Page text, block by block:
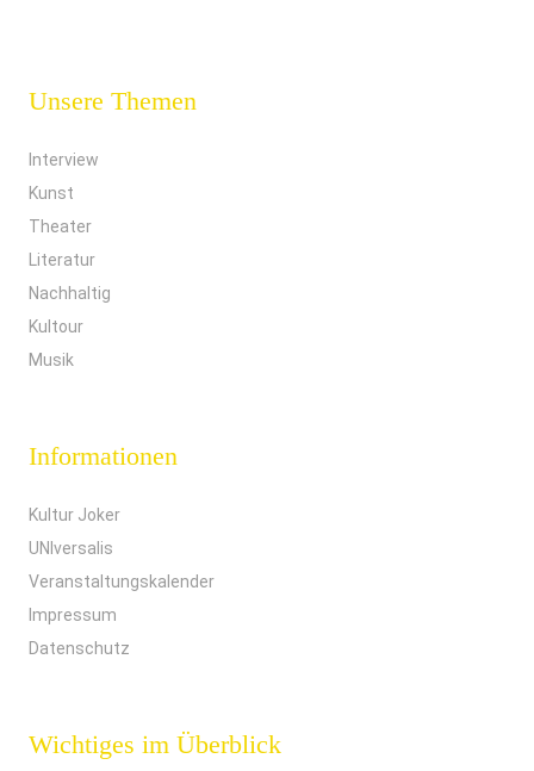
Unsere Themen
Interview
Kunst
Theater
Literatur
Nachhaltig
Kultour
Musik
Informationen
Kultur Joker
UNIversalis
Veranstaltungskalender
Impressum
Datenschutz
Wichtiges im Überblick